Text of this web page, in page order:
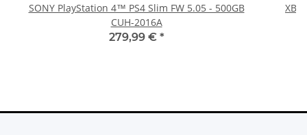
SONY PlayStation 4™ PS4 Slim FW 5.05 - 500GB
CUH-2016A
279,99 € *